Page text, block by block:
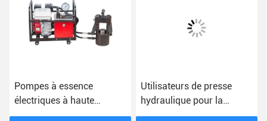
Pompes à essence
électriques à haute
pression pour la
Utilisateurs de presse
hydraulique pour la
gestion des câbles et les